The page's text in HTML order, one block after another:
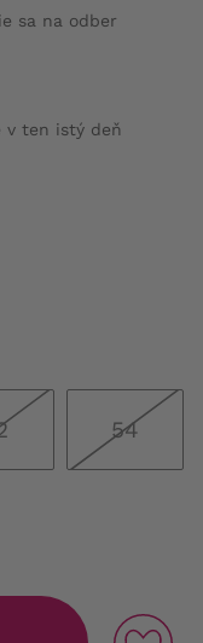
sa na odber
v ten istý deň
54